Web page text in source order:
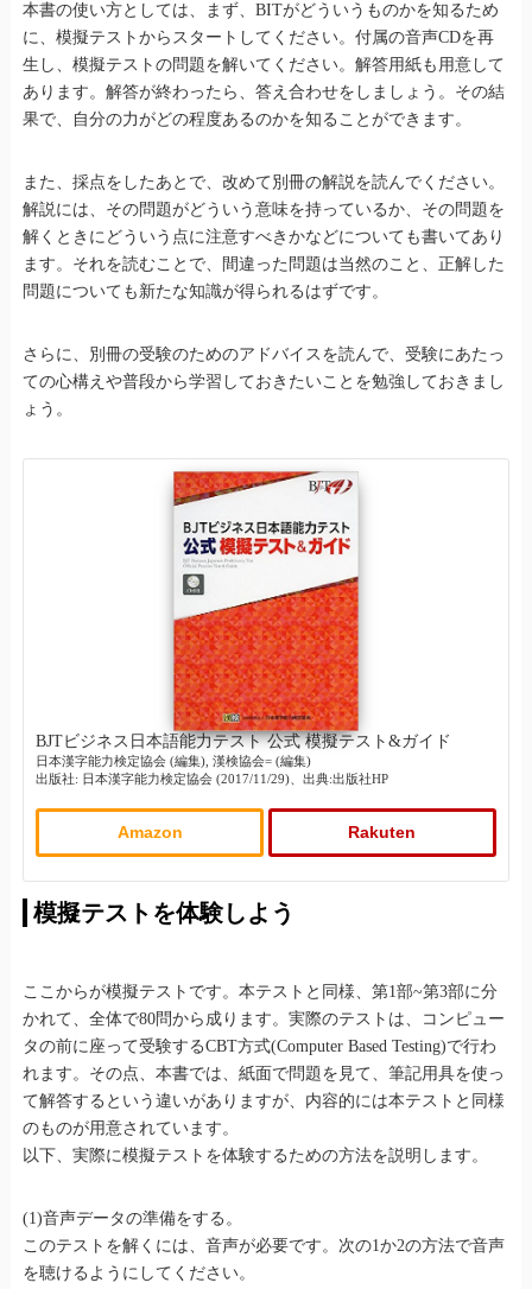
本書の使い方としては、まず、BITがどういうものかを知るため
に、模擬テストからスタートしてください。付属の音声CDを再
生し、模擬テストの問題を解いてください。解答用紙も用意して
あります。解答が終わったら、答え合わせをしましょう。その結
果で、自分の力がどの程度あるのかを知ることができます。
また、採点をしたあとで、改めて別冊の解説を読んでください。
解説には、その問題がどういう意味を持っているか、その問題を
解くときにどういう点に注意すべきかなどについても書いてあり
ます。それを読むことで、間違った問題は当然のこと、正解した
問題についても新たな知識が得られるはずです。
さらに、別冊の受験のためのアドバイスを読んで、受験にあたっ
ての心構えや普段から学習しておきたいことを勉強しておきまし
ょう。
BJTビジネス日本語能力テスト 公式 模擬テスト&ガイド
日本漢字能力検定協会 (編集), 漢検協会= (編集)
出版社: 日本漢字能力検定協会 (2017/11/29)、出典:出版社HP
Amazon Rakuten
模擬テストを体験しよう
ここからが模擬テストです。本テストと同様、第1部~第3部に分
かれて、全体で80問から成ります。実際のテストは、コンピュー
タの前に座って受験するCBT方式(Computer Based Testing)で行わ
れます。その点、本書では、紙面で問題を見て、筆記用具を使っ
て解答するという違いがありますが、内容的には本テストと同様
のものが用意されています。
以下、実際に模擬テストを体験するための方法を説明します。
(1)音声データの準備をする。
このテストを解くには、音声が必要です。次の1か2の方法で音声
を聴けるようにしてください。